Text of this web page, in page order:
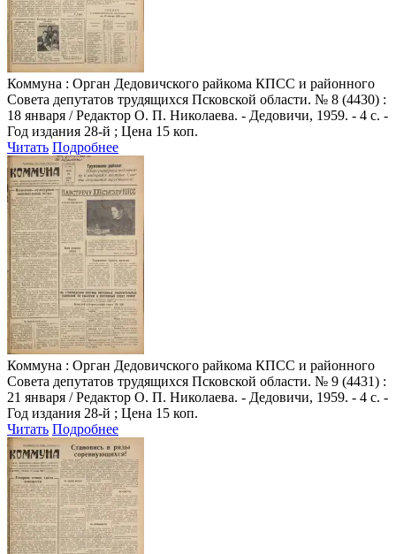
Коммуна : Орган Дедовичского райкома КПСС и районного
Совета депутатов трудящихся Псковской области. № 8 (4430) :
18 января / Редактор О. П. Николаева. - Дедовичи, 1959. - 4 с. -
Год издания 28-й ; Цена 15 коп.
Читать Подробнее
Коммуна : Орган Дедовичского райкома КПСС и районного
Совета депутатов трудящихся Псковской области. № 9 (4431) :
21 января / Редактор О. П. Николаева. - Дедовичи, 1959. - 4 с. -
Год издания 28-й ; Цена 15 коп.
Читать Подробнее